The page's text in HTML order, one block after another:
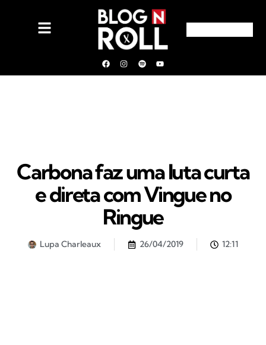
Carbona faz uma luta curta
e direta com Vingue no
Ringue
Lupa Charleaux 26/04/2019 12:11